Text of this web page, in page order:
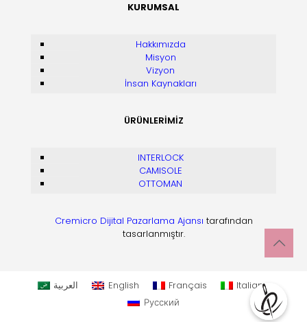
KURUMSAL
Hakkımızda
Misyon
Vizyon
İnsan Kaynakları
ÜRÜNLERİMİZ
INTERLOCK
CAMISOLE
OTTOMAN
Cremicro Dijital Pazarlama Ajansı tarafından
tasarlanmıştır.
العربية English Français
Italiano
Русский